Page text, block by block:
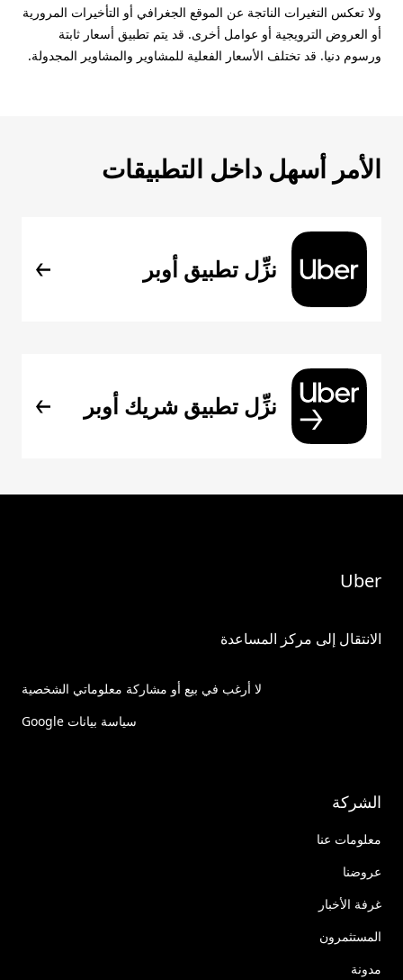
ولا تعكس التغيرات الناتجة عن الموقع الجغرافي أو التأخيرات المرورية
أو العروض الترويجية أو عوامل أخرى. قد يتم تطبيق أسعار ثابتة
ورسوم دنيا. قد تختلف الأسعار الفعلية للمشاوير والمشاوير المجدولة.
الأمر أسهل داخل التطبيقات
نزِّل تطبيق أوبر
نزِّل تطبيق شريك أوبر
Uber
الانتقال إلى مركز المساعدة
لا أرغب في بيع أو مشاركة معلوماتي الشخصية
سياسة بيانات Google
الشركة
معلومات عنا
عروضنا
غرفة الأخبار
المستثمرون
مدونة